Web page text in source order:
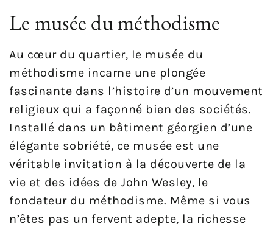
Le musée du méthodisme
Au cœur du quartier, le musée du
méthodisme incarne une plongée
fascinante dans l’histoire d’un mouvement
religieux qui a façonné bien des sociétés.
Installé dans un bâtiment géorgien d’une
élégante sobriété, ce musée est une
véritable invitation à la découverte de la
vie et des idées de John Wesley, le
fondateur du méthodisme. Même si vous
n’êtes pas un fervent adepte, la richesse